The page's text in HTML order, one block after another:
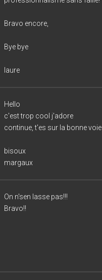
Bravo encore,
Bye bye
laure
Hello
c'est trop cool j'adore
continue, t'es sur la bonne voie
bisoux
margaux
On n'sen lasse pas!!!
Bravo!!